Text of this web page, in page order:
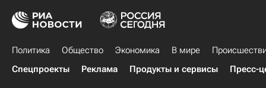
Политика Общество Экономика В мире
Спецпроекты
Реклама Продукты и сервисы Пресс-